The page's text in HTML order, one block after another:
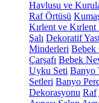
Havlusu ve
Raf Örtüsü
Kırlent ve Kırlent
Şalı Dekoratif
Minderleri Bebek
Çarşafı Bebek
Uyku Seti Banyo
Setleri Banyo
Dekorasyonu Raf